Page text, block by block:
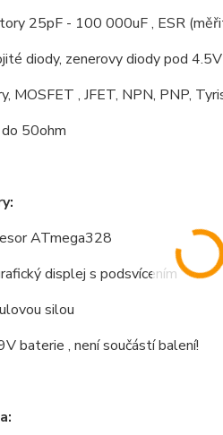
25pF - 100 000uF , ESR
diody, zenerovy diody pod 4.5V
MOSFET , JFET, NPN, PNP,
50ohm
ATmega328
displej s podsvícením
silou
baterie , není součástí balení!